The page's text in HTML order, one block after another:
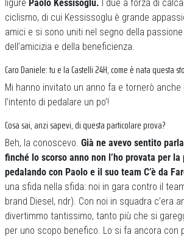
ligure Paolo Kessisoglu. I due a forza di
ciclismo, di cui Kessissoglu è grande
amici e si sono uniti nel segno della
dell’amicizia e della beneficienza.
Caro Daniele: tu e la Castelli 24H, come è nata questa
Mi hanno invitato un anno fa e tornerò anche
l’intento di pedalare un po’!
Cosa sai, anzi sapevi, di questa particolare prova?
Beh, la conoscevo. Già ne avevo sentito
finché lo scorso anno non l’ho provata per la
pedalando con Paolo e il suo team C’è da
una sfida nella sfida: noi in gara contro il
brand Diesel, ndr). Con noi in squadra c’era
divertimmo tantissimo, tanto più che si
per uno scopo benefico. Lo si fa ancora con